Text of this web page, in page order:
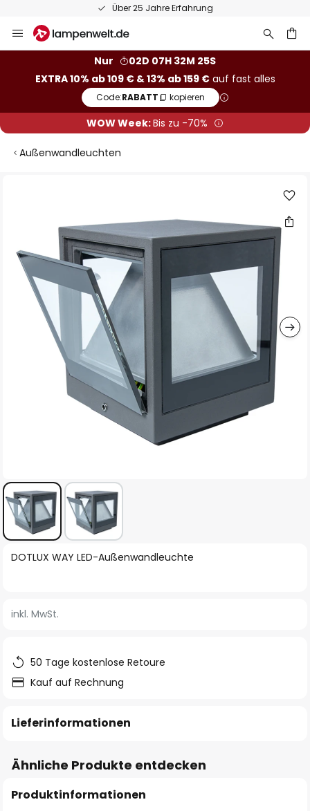
Über 25 Jahre Erfahrung
Inhalt
Nur
02D 07H 32M 25S
EXTRA 10% ab 109 € & 13% ab 159 €auf fast alles
Code:RABATT kopieren
WOW Week:Bis zu -70%
Außenwandleuchten
springen
Zum
springen
DOTLUX WAY LED-Außenwandleuchte
inkl. MwSt.
50 Tage kostenlose Retoure
Kauf auf Rechnung
Lieferinformationen
Ähnliche Produkte entdecken
Produktinformationen